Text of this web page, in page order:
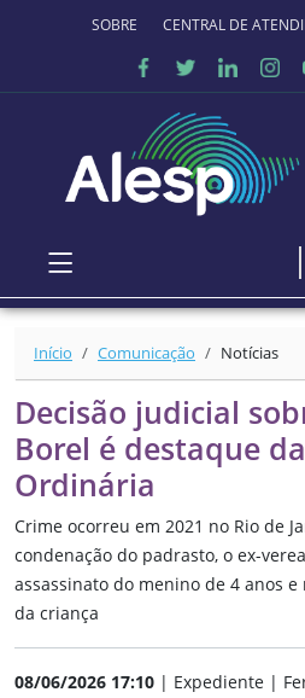
Ir para o conteúdo principal
SOBRE O PORTALCENTRAL DE
Início Comunicação Notícias
Decisão judicial
Borel é destaque da
Ordinária
Crime ocorreu em 2021 no Rio de
condenação do padrasto, o ex-
assassinato do menino de 4 anos
da criança
08/06/2026 17:10 | Expediente |